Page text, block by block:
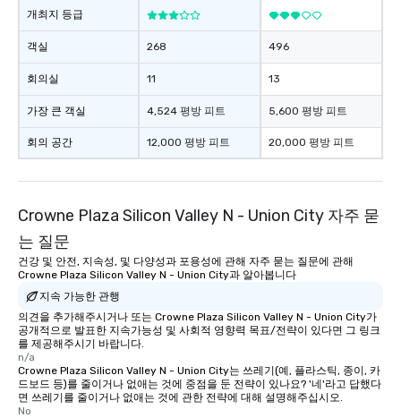
개최지 등급
객실
회의실
가장 큰 객실
회의 공간
268
11
4,524 평방 피트
12,000 평방 피트
496
13
5,600 평방 피트
20,000 평방 피트
Crowne Plaza Silicon Valley N - Union City 자주 묻
는 질문
건강 및 안전, 지속성, 및 다양성과 포용성에 관해 자주 묻는 질문에 관해
Crowne Plaza Silicon Valley N - Union City과 알아봅니다
지속 가능한 관행
의견을 추가해주시거나 또는 Crowne Plaza Silicon Valley N - Union City가
공개적으로 발표한 지속가능성 및 사회적 영향력 목표/전략이 있다면 그 링크
를 제공해주시기 바랍니다.
n/a
Crowne Plaza Silicon Valley N - Union City는 쓰레기(예, 플라스틱, 종이, 카
드보드 등)를 줄이거나 없애는 것에 중점을 둔 전략이 있나요? '네'라고 답했다
면 쓰레기를 줄이거나 없애는 것에 관한 전략에 대해 설명해주십시오.
No